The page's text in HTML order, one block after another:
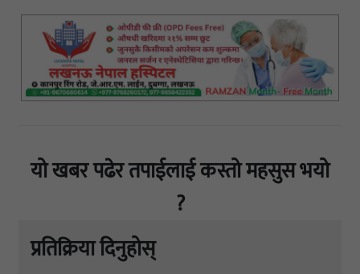
यो खबर पढेर तपाईलाई कस्तो महसुस भयो
?
प्रतिक्रिया दिनुहोस्